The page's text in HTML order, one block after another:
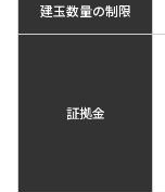
建玉数量の制限
証拠金